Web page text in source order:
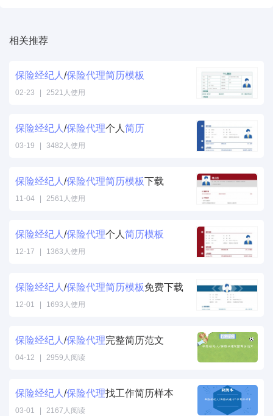
相关推荐
保险经纪人 /保险代理简历模板
02-23 2521人使用
保险经纪人 /保险代理个人 简历
03-19 3482人使用
保险经纪人 /保险代理简历模板下载
11-04 2561人使用
保险经纪人 /保险代理个人 简历模板
12-17 1363人使用
保险经纪人 /保险代理简历模板免费下载
12-01 1693人使用
保险经纪人 /保险代理完整简历范文
04-12 2959人阅读
保险经纪人 /保险代理找工作简历样本
03-01 2167人阅读